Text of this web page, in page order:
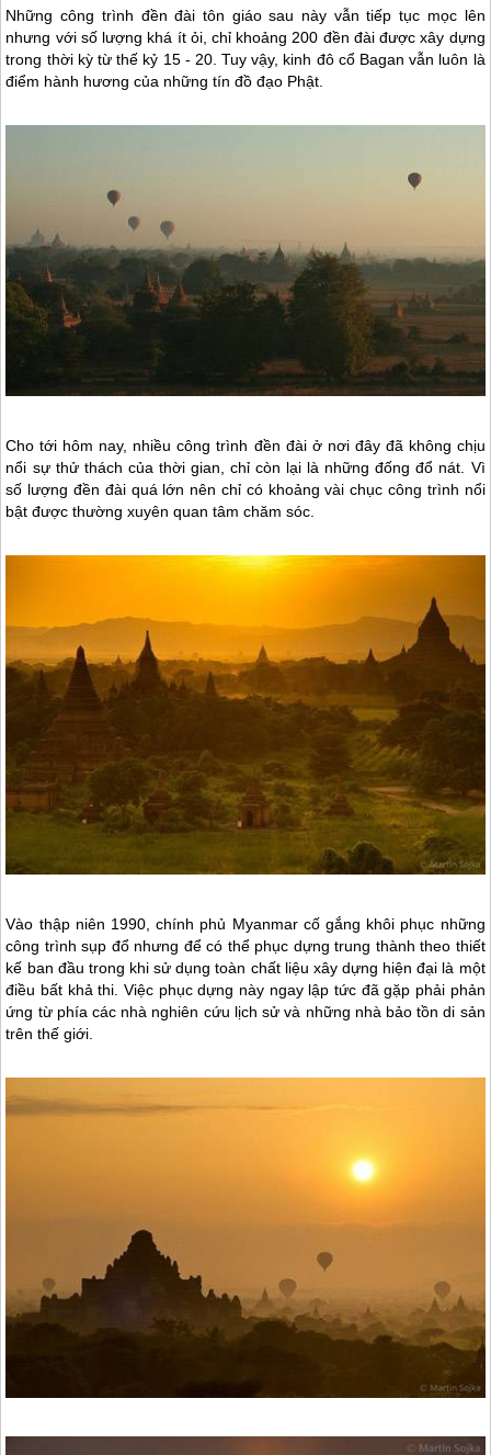
Những công trình đền đài tôn giáo sau này vẫn tiếp tục mọc lên
nhưng với số lượng khá ít ỏi, chỉ khoảng 200 đền đài được xây dựng
trong thời kỳ từ thế kỷ 15 - 20. Tuy vậy, kinh đô cổ Bagan vẫn luôn là
điểm hành hương của những tín đồ đạo Phật.
Cho tới hôm nay, nhiều công trình đền đài ở nơi đây đã không chịu
nổi sự thử thách của thời gian, chỉ còn lại là những đống đổ nát. Vì
số lượng đền đài quá lớn nên chỉ có khoảng vài chục công trình nổi
bật được thường xuyên quan tâm chăm sóc.
Vào thập niên 1990, chính phủ Myanmarcố gắng khôi phục những
công trình sụp đổ nhưng để có thể phục dựng trung thành theo thiết
kế ban đầu trong khi sử dụng toàn chất liệu xây dựng hiện đại là một
điều bất khả thi. Việc phục dựng này ngay lập tức đã gặp phải phản
ứng từ phía các nhà nghiên cứu lịch sử và những nhà bảo tồn di sản
trên thế giới.